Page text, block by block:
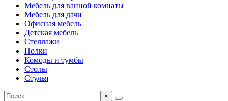
Мебель для ванной комнаты
Мебель для дачи
Офисная мебель
Детская мебель
Стеллажи
Полки
Комоды и тумбы
Столы
Стулья
×